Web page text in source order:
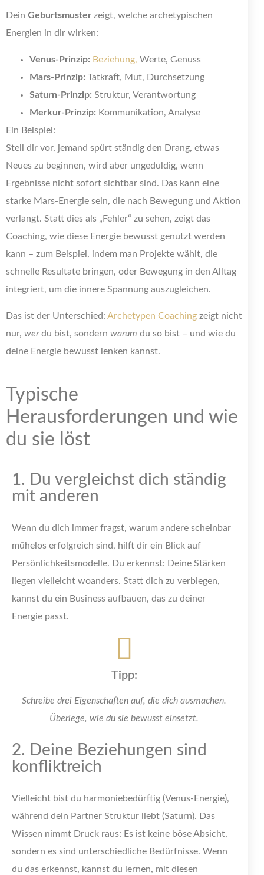
Dein Geburtsmuster zeigt, welche archetypischen
Energien in dir wirken:
Venus-Prinzip: Beziehung, Werte, Genuss
Mars-Prinzip: Tatkraft, Mut, Durchsetzung
Saturn-Prinzip: Struktur, Verantwortung
Merkur-Prinzip: Kommunikation, Analyse
Ein Beispiel:
Stell dir vor, jemand spürt ständig den Drang, etwas
Neues zu beginnen, wird aber ungeduldig, wenn
Ergebnisse nicht sofort sichtbar sind. Das kann eine
starke Mars-Energie sein, die nach Bewegung und Aktion
verlangt. Statt dies als „Fehler“ zu sehen, zeigt das
Coaching, wie diese Energie bewusst genutzt werden
kann – zum Beispiel, indem man Projekte wählt, die
schnelle Resultate bringen, oder Bewegung in den Alltag
integriert, um die innere Spannung auszugleichen.
Das ist der Unterschied: Archetypen Coaching zeigt nicht
nur, werdu bist, sondern warum du so bist – und wie du
deine Energie bewusst lenken kannst.
Typische
Herausforderungen und wie
du sie löst
1. Du vergleichst dich ständig
mit anderen
Wenn du dich immer fragst, warum andere scheinbar
mühelos erfolgreich sind, hilft dir ein Blick auf
Persönlichkeitsmodelle. Du erkennst: Deine Stärken
liegen vielleicht woanders. Statt dich zu verbiegen,
kannst du ein Business aufbauen, das zu deiner
Energie passt.
Tipp:
Schreibe drei Eigenschaften auf, die dich ausmachen.
Überlege, wie du sie bewusst einsetzt.
2. Deine Beziehungen sind
konfliktreich
Vielleicht bist du harmoniebedürftig (Venus-Energie),
während dein Partner Struktur liebt (Saturn). Das
Wissen nimmt Druck raus: Es ist keine böse Absicht,
sondern es sind unterschiedliche Bedürfnisse. Wenn
du das erkennst, kannst du lernen, mit diesen